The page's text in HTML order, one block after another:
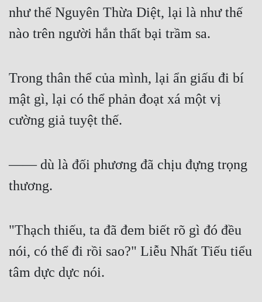
như thế Nguyên Thừa Diệt, lại là như thế
nào trên người hắn thất bại trầm sa.
Trong thân thể của mình, lại ẩn giấu đi bí
mật gì, lại có thể phản đoạt xá một vị
cường giả tuyệt thế.
—— dù là đối phương đã chịu đựng trọng
thương.
"Thạch thiếu, ta đã đem biết rõ gì đó đều
nói, có thể đi rồi sao?" Liễu Nhất Tiếu tiểu
tâm dực dực nói.